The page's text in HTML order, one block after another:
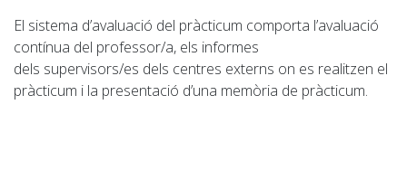
El sistema d’avaluació del pràcticum comporta l’avaluació
contínua del professor/a, els informes
dels supervisors/es dels centres externs on es realitzen el
pràcticum i la presentació d’una memòria de pràcticum.